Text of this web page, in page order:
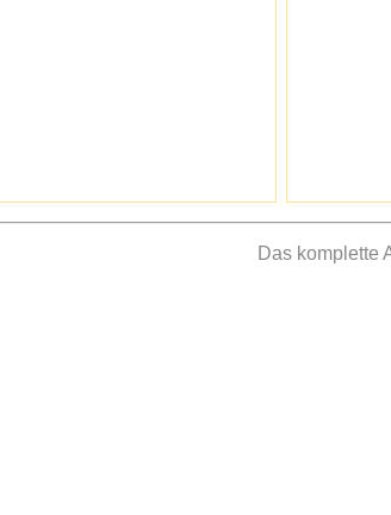
Das komplette